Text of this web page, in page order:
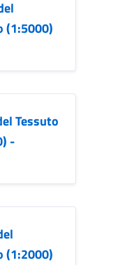
(1:5000)
Tessuto
-
(1:2000)